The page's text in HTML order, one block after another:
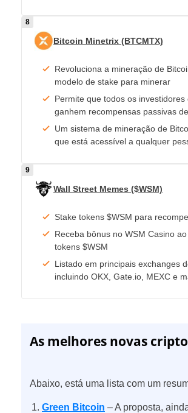
Bitcoin Minetrix (BTCMTX)
Revoluciona a mineração de
modelo de stake para minerar
Permite que todos os
ganhem recompensas passivas
Um sistema de mineração de
que está acessível a qualquer
Wall Street Memes ($WSM)
Stake tokens $WSM para
Receba bônus no WSM Casino
tokens $WSM
Listado em principais exchanges
incluindo OKX, Gate.io, MEXC e
As melhores novas
Abaixo, está uma lista com um
Green Bitcoin – A proposta,